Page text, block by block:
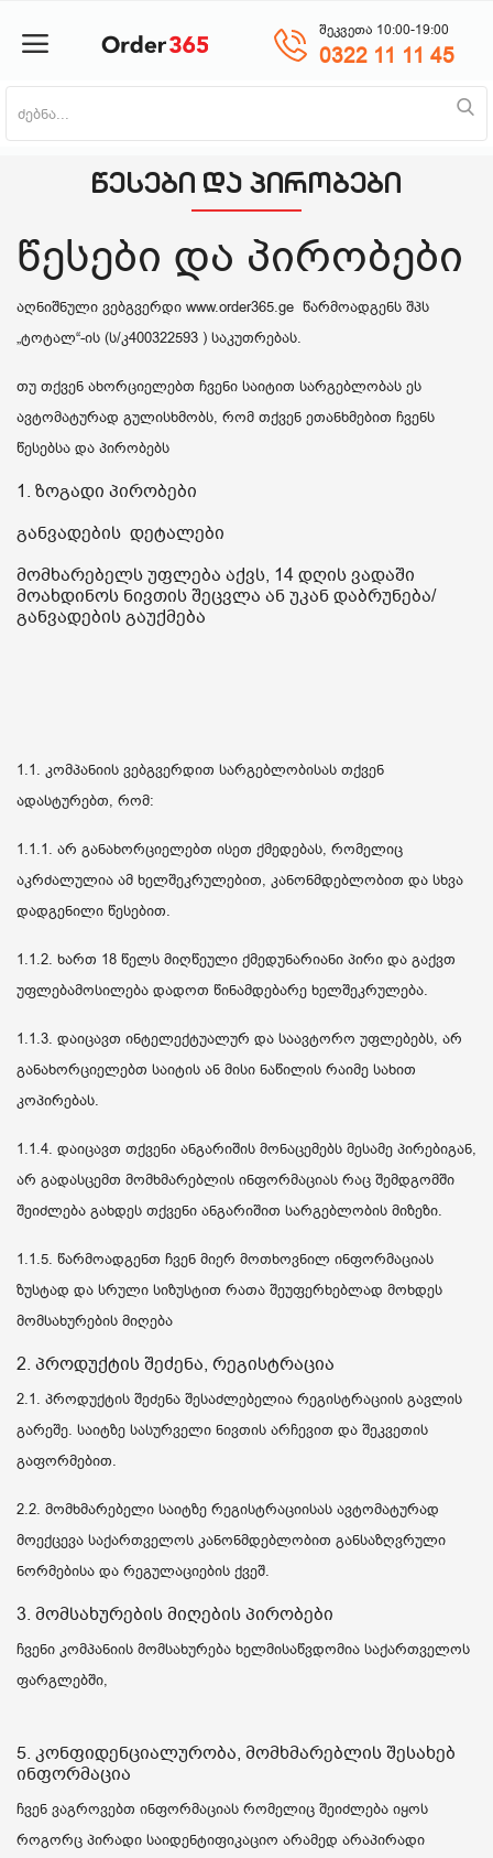
შეკვეთა 10:00-19:00
0322 11 11 45
ნაძვის ხე
მობილურები
საზაფხულო პროდუქცია
ხელსაწყოები
შესვლა
დარეგისტრირება
წესები და პირობები
წესები და პირობები
აღნიშნული ვებგვერდი www.order365.ge წარმოადგენს შპს
„ტოტალ“-ის (ს/კ400322593 ) საკუთრებას.
თუ თქვენ ახორციელებთ ჩვენი საიტით სარგებლობას ეს
ავტომატურად გულისხმობს, რომ თქვენ ეთანხმებით ჩვენს
წესებსა და პირობებს
1. ზოგადი პირობები
განვადების დეტალები
მომხარებელს უფლება აქვს, 14 დღის ვადაში
მოახდინოს ნივთის შეცვლა ან უკან დაბრუნება/
განვადების გაუქმება
1.1. კომპანიის ვებგვერდით სარგებლობისას თქვენ
ადასტურებთ, რომ:
1.1.1. არ განახორციელებთ ისეთ ქმედებას, რომელიც
აკრძალულია ამ ხელშეკრულებით, კანონმდებლობით და სხვა
დადგენილი წესებით.
1.1.2. ხართ 18 წელს მიღწეული ქმედუნარიანი პირი და გაქვთ
უფლებამოსილება დადოთ წინამდებარე ხელშეკრულება.
1.1.3. დაიცავთ ინტელექტუალურ და საავტორო უფლებებს, არ
განახორციელებთ საიტის ან მისი ნაწილის რაიმე სახით
კოპირებას.
1.1.4. დაიცავთ თქვენი ანგარიშის მონაცემებს მესამე პირებიგან,
არ გადასცემთ მომხმარებლის ინფორმაციას რაც შემდგომში
შეიძლება გახდეს თქვენი ანგარიშით სარგებლობის მიზეზი.
1.1.5. წარმოადგენთ ჩვენ მიერ მოთხოვნილ ინფორმაციას
ზუსტად და სრული სიზუსტით რათა შეუფერხებლად მოხდეს
მომსახურების მიღება
2. პროდუქტის შეძენა, რეგისტრაცია
2.1. პროდუქტის შეძენა შესაძლებელია რეგისტრაციის გავლის
გარეშე. საიტზე სასურველი ნივთის არჩევით და შეკვეთის
გაფორმებით.
2.2. მომხმარებელი საიტზე რეგისტრაციისას ავტომატურად
მოექცევა საქართველოს კანონმდებლობით განსაზღვრული
ნორმებისა და რეგულაციების ქვეშ.
3. მომსახურების მიღების პირობები
ჩვენი კომპანიის მომსახურება ხელმისაწვდომია საქართველოს
ფარგლებში,
5. კონფიდენციალურობა, მომხმარებლის შესახებ
ინფორმაცია
ჩვენ ვაგროვებთ ინფორმაციას რომელიც შეიძლება იყოს
როგორც პირადი საიდენტიფიკაციო არამედ არაპირადი